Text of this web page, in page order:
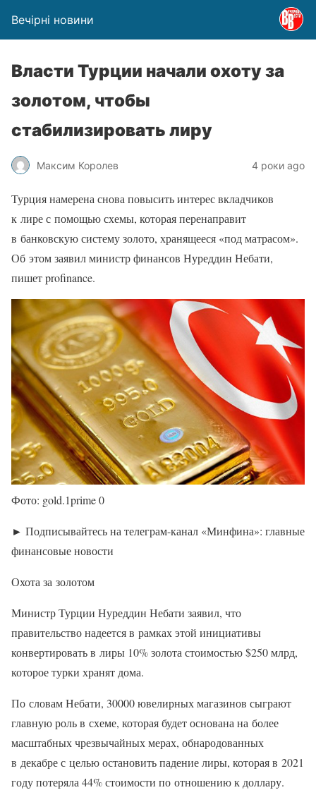
Вечірні новини
Власти Турции начали охоту за
золотом, чтобы
стабилизировать лиру
Максим Королев 4 роки ago
Турция намерена снова повысить интерес вкладчиков
к лире с помощью схемы, которая перенаправит
в банковскую систему золото, хранящееся «под матрасом».
Об этом заявил министр финансов Нуреддин Небати,
пишет profinance.
Фото: gold.1prime 0
► Подписывайтесь на телеграм-канал «Минфина»: главные
финансовые новости
Охота за золотом
Министр Турции Нуреддин Небати заявил, что
правительство надеется в рамках этой инициативы
конвертировать в лиры 10% золота стоимостью $250 млрд,
которое турки хранят дома.
По словам Небати, 30000 ювелирных магазинов сыграют
главную роль в схеме, которая будет основана на более
масштабных чрезвычайных мерах, обнародованных
в декабре с целью остановить падение лиры, которая в 2021
году потеряла 44% стоимости по отношению к доллару.